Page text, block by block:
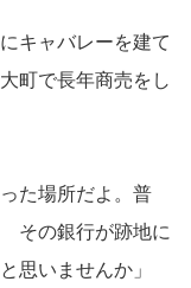
キャバレーを建て
町で長年商売をし
た場所だよ。普
その銀行が跡地に
思いませんか」